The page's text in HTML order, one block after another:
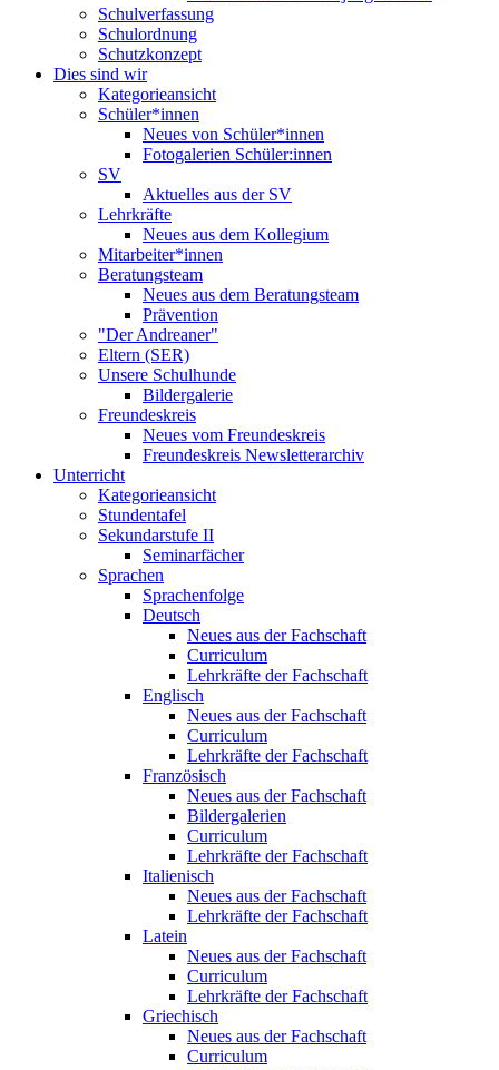
Schulverfassung
Schulordnung
Schutzkonzept
Dies sind wir
Kategorieansicht
Schüler*innen
Neues von Schüler*innen
Fotogalerien Schüler:innen
SV
Aktuelles aus der SV
Lehrkräfte
Neues aus dem Kollegium
Mitarbeiter*innen
Beratungsteam
Neues aus dem Beratungsteam
Prävention
"Der Andreaner"
Eltern (SER)
Unsere Schulhunde
Bildergalerie
Freundeskreis
Neues vom Freundeskreis
Freundeskreis Newsletterarchiv
Unterricht
Kategorieansicht
Stundentafel
Sekundarstufe II
Seminarfächer
Sprachen
Sprachenfolge
Deutsch
Neues aus der Fachschaft
Curriculum
Lehrkräfte der Fachschaft
Englisch
Neues aus der Fachschaft
Curriculum
Lehrkräfte der Fachschaft
Französisch
Neues aus der Fachschaft
Bildergalerien
Curriculum
Lehrkräfte der Fachschaft
Italienisch
Neues aus der Fachschaft
Lehrkräfte der Fachschaft
Latein
Neues aus der Fachschaft
Curriculum
Lehrkräfte der Fachschaft
Griechisch
Neues aus der Fachschaft
Curriculum